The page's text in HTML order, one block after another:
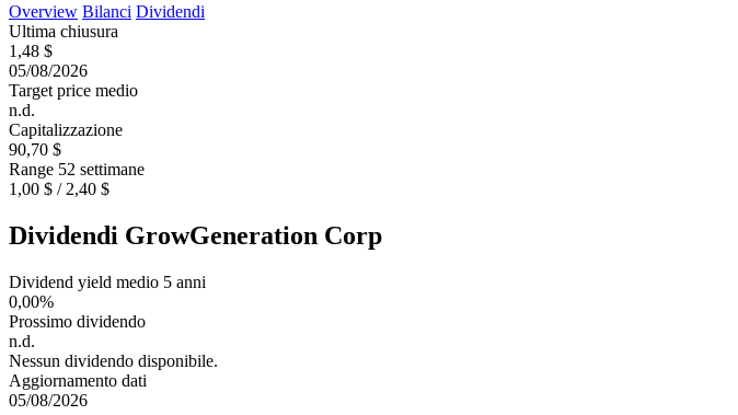
Overview Bilanci Dividendi
Ultima chiusura
1,48 $
05/08/2026
Target price medio
n.d.
Capitalizzazione
90,70 $
Range 52 settimane
1,00 $ / 2,40 $
Dividendi GrowGeneration Corp
Dividend yield medio 5 anni
0,00%
Prossimo dividendo
n.d.
Nessun dividendo disponibile.
Aggiornamento dati
05/08/2026